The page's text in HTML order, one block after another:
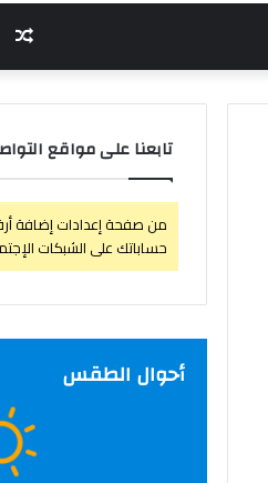
تابعنا على مواقع
من صفحة إعدادات إضافة
حساباتك على الشبكات
أحوال الطقس